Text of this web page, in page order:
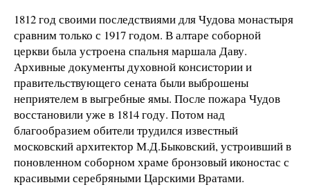
1812 год своими последствиями для Чудова монастыря
сравним только с 1917 годом. В алтаре соборной
церкви была устроена спальня маршала Даву.
Архивные документы духовной консистории и
правительствующего сената были выброшены
неприятелем в выгребные ямы. После пожара Чудов
восстановили уже в 1814 году. Потом над
благообразием обители трудился известный
московский архитектор М.Д.Быковский, устроивший в
поновленном соборном храме бронзовый иконостас с
красивыми серебряными Царскими Вратами.